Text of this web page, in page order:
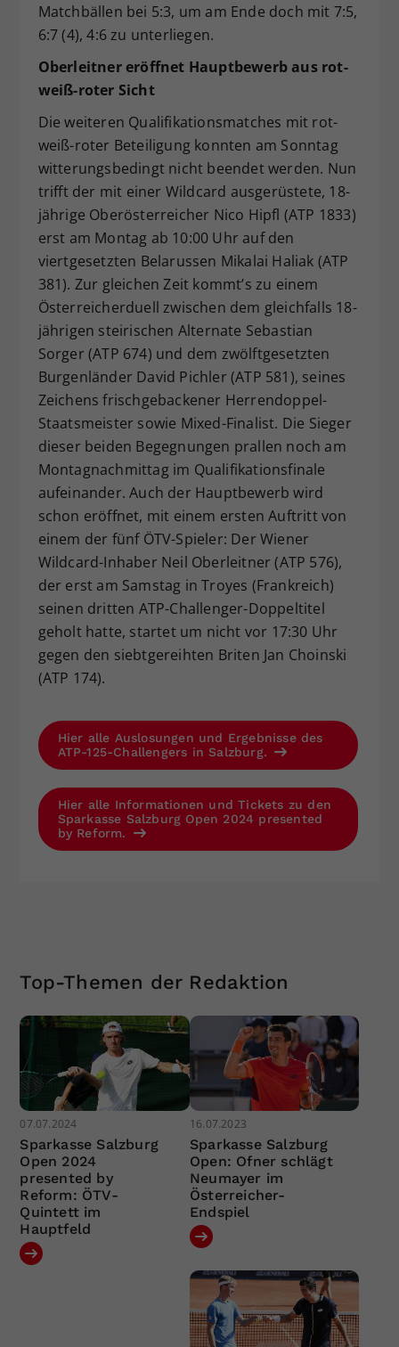
Matchbällen bei 5:3, um am Ende doch mit 7:5,
6:7 (4), 4:6 zu unterliegen.
Oberleitner eröffnet Hauptbewerb aus rot-
weiß-roter Sicht
Die weiteren Qualifikationsmatches mit rot-
weiß-roter Beteiligung konnten am Sonntag
witterungsbedingt nicht beendet werden. Nun
trifft der mit einer Wildcard ausgerüstete, 18-
jährige Oberösterreicher Nico Hipfl (ATP 1833)
erst am Montag ab 10:00 Uhr auf den
viertgesetzten Belarussen Mikalai Haliak (ATP
381). Zur gleichen Zeit kommt’s zu einem
Österreicherduell zwischen dem gleichfalls 18-
jährigen steirischen Alternate Sebastian
Sorger (ATP 674) und dem zwölftgesetzten
Burgenländer David Pichler (ATP 581), seines
Zeichens frischgebackener Herrendoppel-
Staatsmeister sowie Mixed-Finalist. Die Sieger
dieser beiden Begegnungen prallen noch am
Montagnachmittag im Qualifikationsfinale
aufeinander. Auch der Hauptbewerb wird
schon eröffnet, mit einem ersten Auftritt von
einem der fünf ÖTV-Spieler: Der Wiener
Wildcard-Inhaber Neil Oberleitner (ATP 576),
der erst am Samstag in Troyes (Frankreich)
seinen dritten ATP-Challenger-Doppeltitel
geholt hatte, startet um nicht vor 17:30 Uhr
gegen den siebtgereihten Briten Jan Choinski
(ATP 174).
Hier alle Auslosungen und Ergebnisse des
ATP-125-Challengers in Salzburg.
Hier alle Informationen und Tickets zu den
Sparkasse Salzburg Open 2024 presented
by Reform.
Top-Themen der Redaktion
07.07.2024
Sparkasse Salzburg
Open 2024
presented by
Reform: ÖTV-
Quintett im
Hauptfeld
16.07.2023
Sparkasse Salzburg
Open: Ofner schlägt
Neumayer im
Österreicher-
Endspiel